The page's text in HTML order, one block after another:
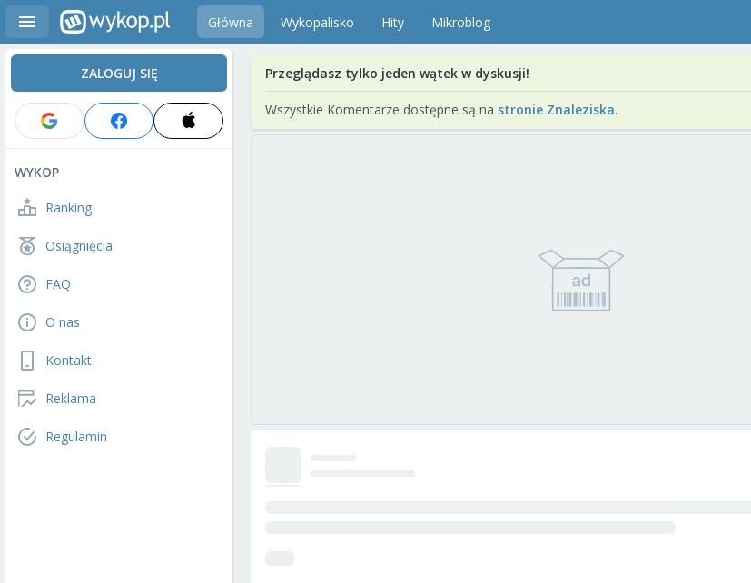
Główna Wykopalisko Hity Mikroblog
ZALOGUJ SIĘ
WYKOP
Ranking
Osiągnięcia
FAQ
O nas
Kontakt
Reklama
Regulamin
Przeglądasz tylko jeden wątek w dyskusji!
Wszystkie Komentarze dostępne są na stronie Znaleziska.